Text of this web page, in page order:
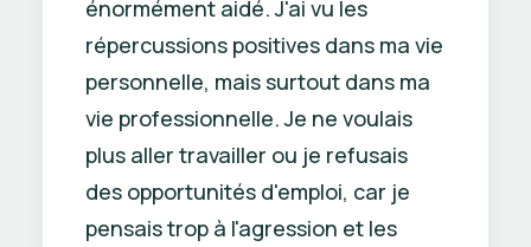
énormément aidé. J'ai vu les
répercussions positives dans ma vie
personnelle, mais surtout dans ma
vie professionnelle. Je ne voulais
plus aller travailler ou je refusais
des opportunités d'emploi, car je
pensais trop à l'agression et les